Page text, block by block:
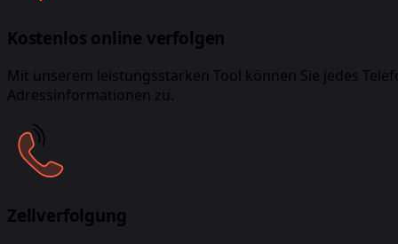
Kostenlos online verfolgen
Mit unserem leistungsstarken Tool können Sie jedes
Adressinformationen zu.
Zellverfolgung